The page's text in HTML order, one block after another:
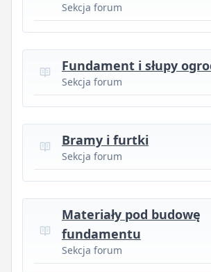
Sekcja forum
Fundament i słupy
Sekcja forum
Bramy i furtki
Sekcja forum
Materiały pod budowę
fundamentu
Sekcja forum